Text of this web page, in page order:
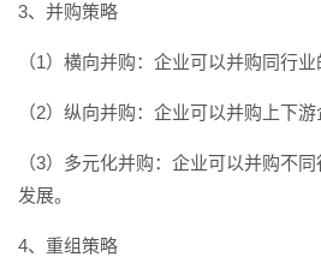
3、并购策略
（1）横向并购：企业可以并购同行
（2）纵向并购：企业可以并购上下游
（3）多元化并购：企业可以并购不
发展。
4、重组策略